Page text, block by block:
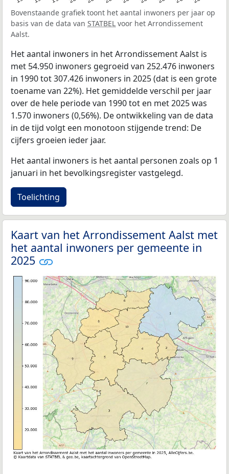
Bovenstaande grafiek toont het aantal inwoners per jaar op
basis van de data van STATBEL voor het Arrondissement
Aalst.
Het aantal inwoners in het Arrondissement Aalst is
met 54.950 inwoners gegroeid van 252.476 inwoners
in 1990 tot 307.426 inwoners in 2025 (dat is een grote
toename van 22%). Het gemiddelde verschil per jaar
over de hele periode van 1990 tot en met 2025 was
1.570 inwoners (0,56%). De ontwikkeling van de data
in de tijd volgt een monotoon stijgende trend: De
cijfers groeien ieder jaar.
Het aantal inwoners is het aantal personen zoals op 1
januari in het bevolkingsregister vastgelegd.
Toelichting
Kaart van het Arrondissement Aalst met
het aantal inwoners per gemeente in
2025